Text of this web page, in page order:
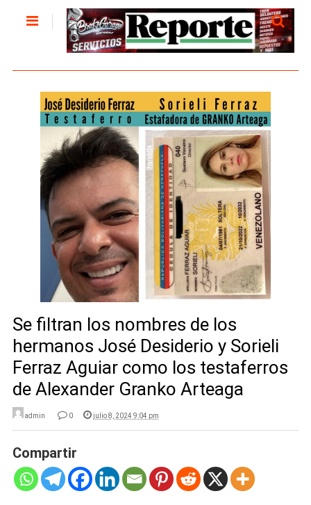
Se filtran los nombres de los
hermanos José Desiderio y Sorieli
Ferraz Aguiar como los testaferros
de Alexander Granko Arteaga
admin 0 julio 8, 2024 9:04 pm
Compartir